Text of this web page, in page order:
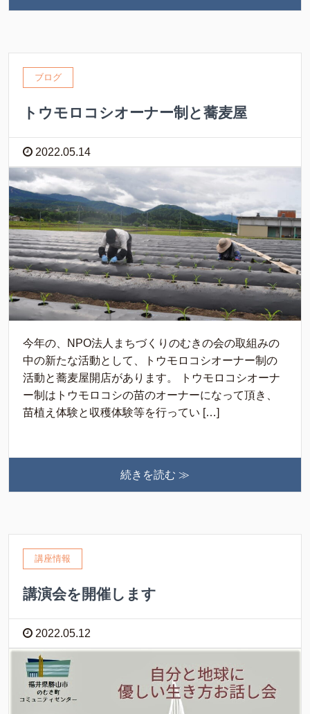
ブログ
トウモロコシオーナー制と蕎麦屋
2022.05.14
今年の、NPO法人まちづくりのむきの会の取組みの
中の新たな活動として、トウモロコシオーナー制の
活動と蕎麦屋開店があります。 トウモロコシオーナ
ー制はトウモロコシの苗のオーナーになって頂き、
苗植え体験と収穫体験等を行ってい […]
続きを読む ≫
講座情報
講演会を開催します
2022.05.12